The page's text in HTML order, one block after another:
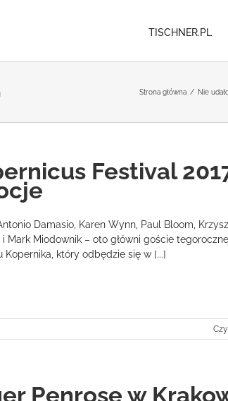
TISCHNER.PL
Strona główna / Nie
Festival
Damasio, Karen Wynn, Paul Bloom,
i Mark Miodownik – oto główni goście
Kopernika, który odbędzie się w [...]
Penrose w